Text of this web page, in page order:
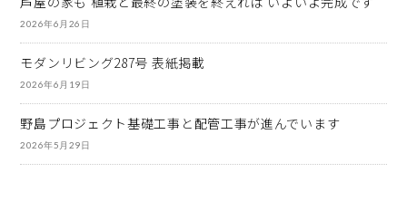
2026年6月26日
モダンリビング287号 表紙掲載
2026年6月19日
野島プロジェクト基礎工事と配管工事が進んでいます
2026年5月29日